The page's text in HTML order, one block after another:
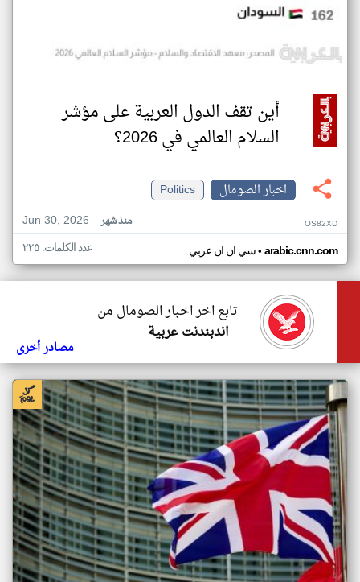
أين تقف الدول العربية على مؤشر
السلام العالمي في 2026؟
اخبار الصومال
Politics
Jun 30, 2026
منذ شهر OS82XD
سي ان ان عربي• arabic.cnn.com عدد الكلمات: ٢٢٥
تابع اخر اخبار الصومال من
اندبندنت عربية
مصادر أخرى